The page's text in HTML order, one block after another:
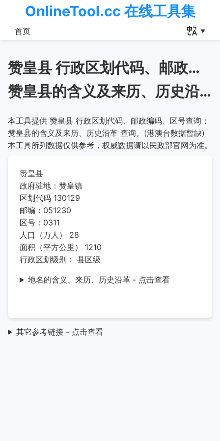
OnlineTool.cc 在线工具集
首页
赞皇县 行政区划代码、邮政编码、区号查询
赞皇县的含义及来历、历史沿革
本工具提供 赞皇县 行政区划代码、邮政编码、区号查询；
赞皇县的含义及来历、历史沿革 查询。(港澳台数据暂缺)
本工具所列数据仅供参考，权威数据请以民政部官网为准。
赞皇县
政府驻地：赞皇镇
区划代码 130129
邮编：051230
区号：0311
人口（万人） 28
面积（平方公里） 1210
行政区划级别： 县区级
地名的含义、来历、历史沿革 - 点击查看
其它参考链接 - 点击查看